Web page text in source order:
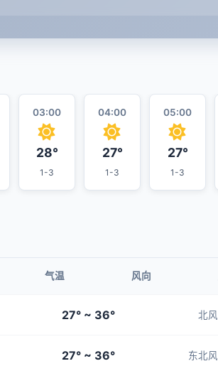
03:00
28°
1-3
04:00
27°
1-3
05:00
27°
1-3
气温 风向
27° ~ 36° 北风
27° ~ 36° 东北风